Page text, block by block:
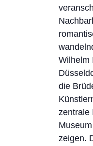
Wilhelm
die
zentrale
zeigen.